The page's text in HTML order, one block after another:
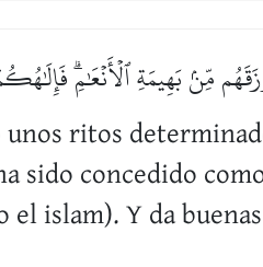
مِّنۢ بَهِيمَةِ ٱلۡأَنۡعَٰمِۗ
unos ritos
sido concedido
el islam). Y da